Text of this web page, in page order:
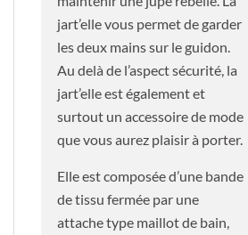
jart’elle vous permet de garder
les deux mains sur le guidon.
Au delà de l’aspect sécurité, la
jart’elle est également et
surtout un accessoire de mode
que vous aurez plaisir à porter.
Elle est composée d’une bande
de tissu fermée par une
attache type maillot de bain,